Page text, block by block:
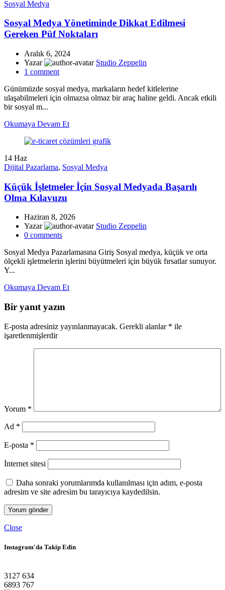
Sosyal Medya
Sosyal Medya Yönetiminde Dikkat Edilmesi
Gereken Püf Noktaları
Aralık 6, 2024
Yazar
Studio Zeppelin
1 comment
Günümüzde sosyal medya, markaların hedef kitlelerine
ulaşabilmeleri için olmazsa olmaz bir araç haline geldi. Ancak etkili
bir sosyal m...
Okumaya Devam Et
14 Haz
Dijital Pazarlama, Sosyal Medya
Küçük İşletmeler İçin Sosyal Medyada Başarılı
Olma Kılavuzu
Haziran 8, 2026
Yazar
Studio Zeppelin
0 comments
Sosyal Medya Pazarlamasına Giriş Sosyal medya, küçük ve orta
ölçekli işletmelerin işlerini büyütmeleri için büyük fırsatlar sunuyor.
Y...
Okumaya Devam Et
Bir yanıt yazın
E-posta adresiniz yayınlanmayacak. Gerekli alanlar * ile
işaretlenmişlerdir
Yorum *
Ad *
E-posta *
İnternet sitesi
Daha sonraki yorumlarımda kullanılması için adım, e-posta
adresim ve site adresim bu tarayıcıya kaydedilsin.
Close
Instagram'da Takip Edin
3127 634
6893 767